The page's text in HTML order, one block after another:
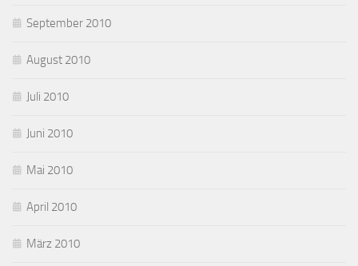
September 2010
August 2010
Juli 2010
Juni 2010
Mai 2010
April 2010
März 2010